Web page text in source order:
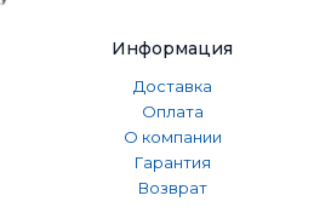
Информация
Доставка
Оплата
О компании
Гарантия
Возврат